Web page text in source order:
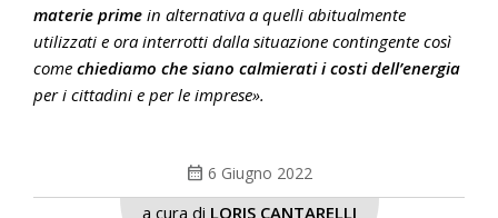
materie prime in alternativa a quelli abitualmente
utilizzati e ora interrotti dalla situazione contingente così
come chiediamo che siano calmierati i costi dell’energia
per i cittadini e per le imprese».
calendar_month 6 Giugno 2022
a cura di LORIS CANTARELLI